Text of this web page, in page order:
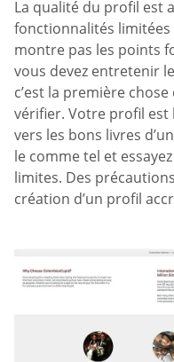
La qualité du profil est
fonctionnalités
montre pas les points
vous devez entretenir
c’est la première
vérifier. Votre profil est
vers les bons livres
le comme tel et
limites. Des
création d’un profil